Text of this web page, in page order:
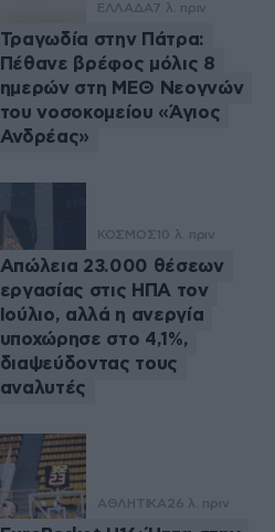
ΕΛΛΑΔΑ7 λ. πριν
Τραγωδία στην Πάτρα:
Πέθανε βρέφος μόλις 8
ημερών στη ΜΕΘ Νεογνών
του νοσοκομείου «Άγιος
Ανδρέας»
ΚΟΣΜΟΣ 10 λ. πριν
Απώλεια 23.000 θέσεων
εργασίας στις ΗΠΑ τον
Ιούλιο, αλλά η ανεργία
υποχώρησε στο 4,1%,
διαψεύδοντας τους
αναλυτές
ΑΘΛΗΤΙΚΑ26 λ. πριν